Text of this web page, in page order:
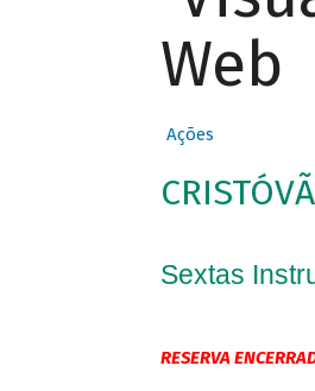
Web
Ações
Sextas
RESERVA